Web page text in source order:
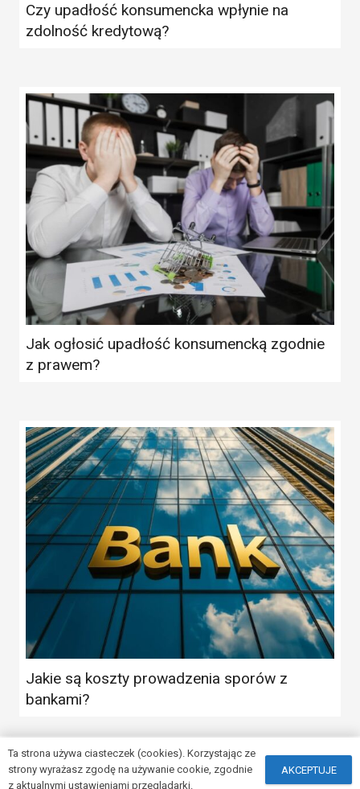
Czy upadłość konsumencka wpłynie na
zdolność kredytową?
Jak ogłosić upadłość konsumencką zgodnie
z prawem?
Jakie są koszty prowadzenia sporów z
bankami?
© Copyrightblogadwokata.com.pl
Ta strona używa ciasteczek (cookies). Korzystając ze
strony wyrażasz zgodę na używanie cookie, zgodnie
z aktualnymi ustawieniami przeglądarki.
AKCEPTUJE